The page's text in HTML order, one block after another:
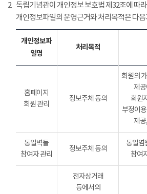
2 독립기념관이 개인정보 보호법 제32조에 따
개인정보파일의 운영근거와 처리목적은 다음
개인정보파
일명
처리목적
홈페이지
회원 관리
정보주체 동의
회원의
제
회원
부정이
제
통일벽돌
참여자 관리
정보주체 동의
통일염
참여
전자상거래
등에서의